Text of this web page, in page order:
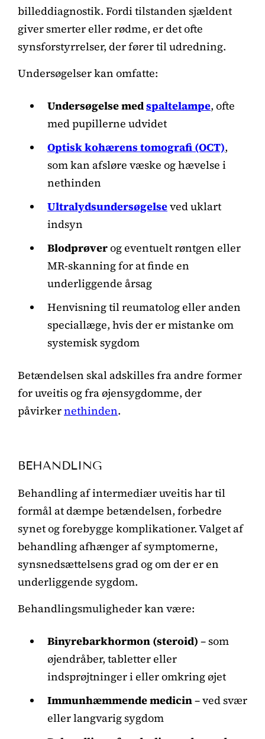
billeddiagnostik. Fordi tilstanden sjældent
giver smerter eller rødme, er det ofte
synsforstyrrelser, der fører til udredning.
Undersøgelser kan omfatte:
Undersøgelse medspaltelampe, ofte
med pupillerne udvidet
Optisk kohærens tomografi (OCT),
som kan afsløre væske og hævelse i
nethinden
Ultralydsundersøgelseved uklart
indsyn
Blodprøverog eventuelt røntgen eller
MR-skanning for at finde en
underliggende årsag
Henvisning til reumatolog eller anden
speciallæge, hvis der er mistanke om
systemisk sygdom
Betændelsen skal adskilles fra andre former
for uveitis og fra øjensygdomme, der
påvirkernethinden.
BEHANDLING
Behandling af intermediær uveitis har til
formål at dæmpe betændelsen, forbedre
synet og forebygge komplikationer. Valget af
behandling afhænger af symptomerne,
synsnedsættelsens grad og om der er en
underliggende sygdom.
Behandlingsmuligheder kan være:
Binyrebarkhormon (steroid) – som
øjendråber, tabletter eller
indsprøjtninger i eller omkring øjet
Immunhæmmende medicin– ved svær
eller langvarig sygdom